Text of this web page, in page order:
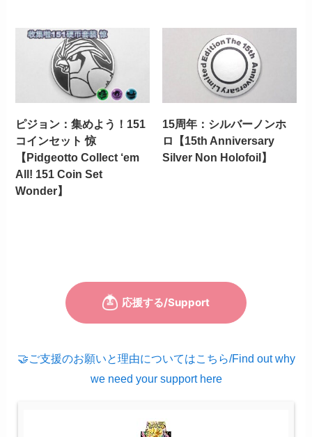
ピジョン：集めよう！151
コインセット 惊
【Pidgeotto Collect ‘em
All! 151 Coin Set
Wonder】
15周年：シルバーノンホ
ロ【15th Anniversary
Silver Non Holofoil】
🤝ご支援のお願いと理由についてはこちら/Find out why
we need your support here